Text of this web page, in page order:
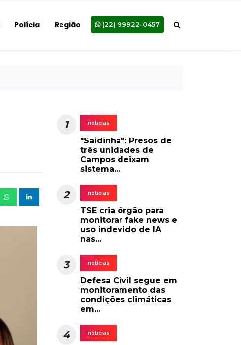
Polícia Região (22) 99922-0457
1 noticias
"Saidinha": Presos de
três unidades de
Campos deixam
sistema...
2 noticias
TSE cria órgão para
monitorar fake news e
uso indevido de IA
nas...
3 noticias
Defesa Civil segue em
monitoramento das
condições climáticas
em...
4 noticias